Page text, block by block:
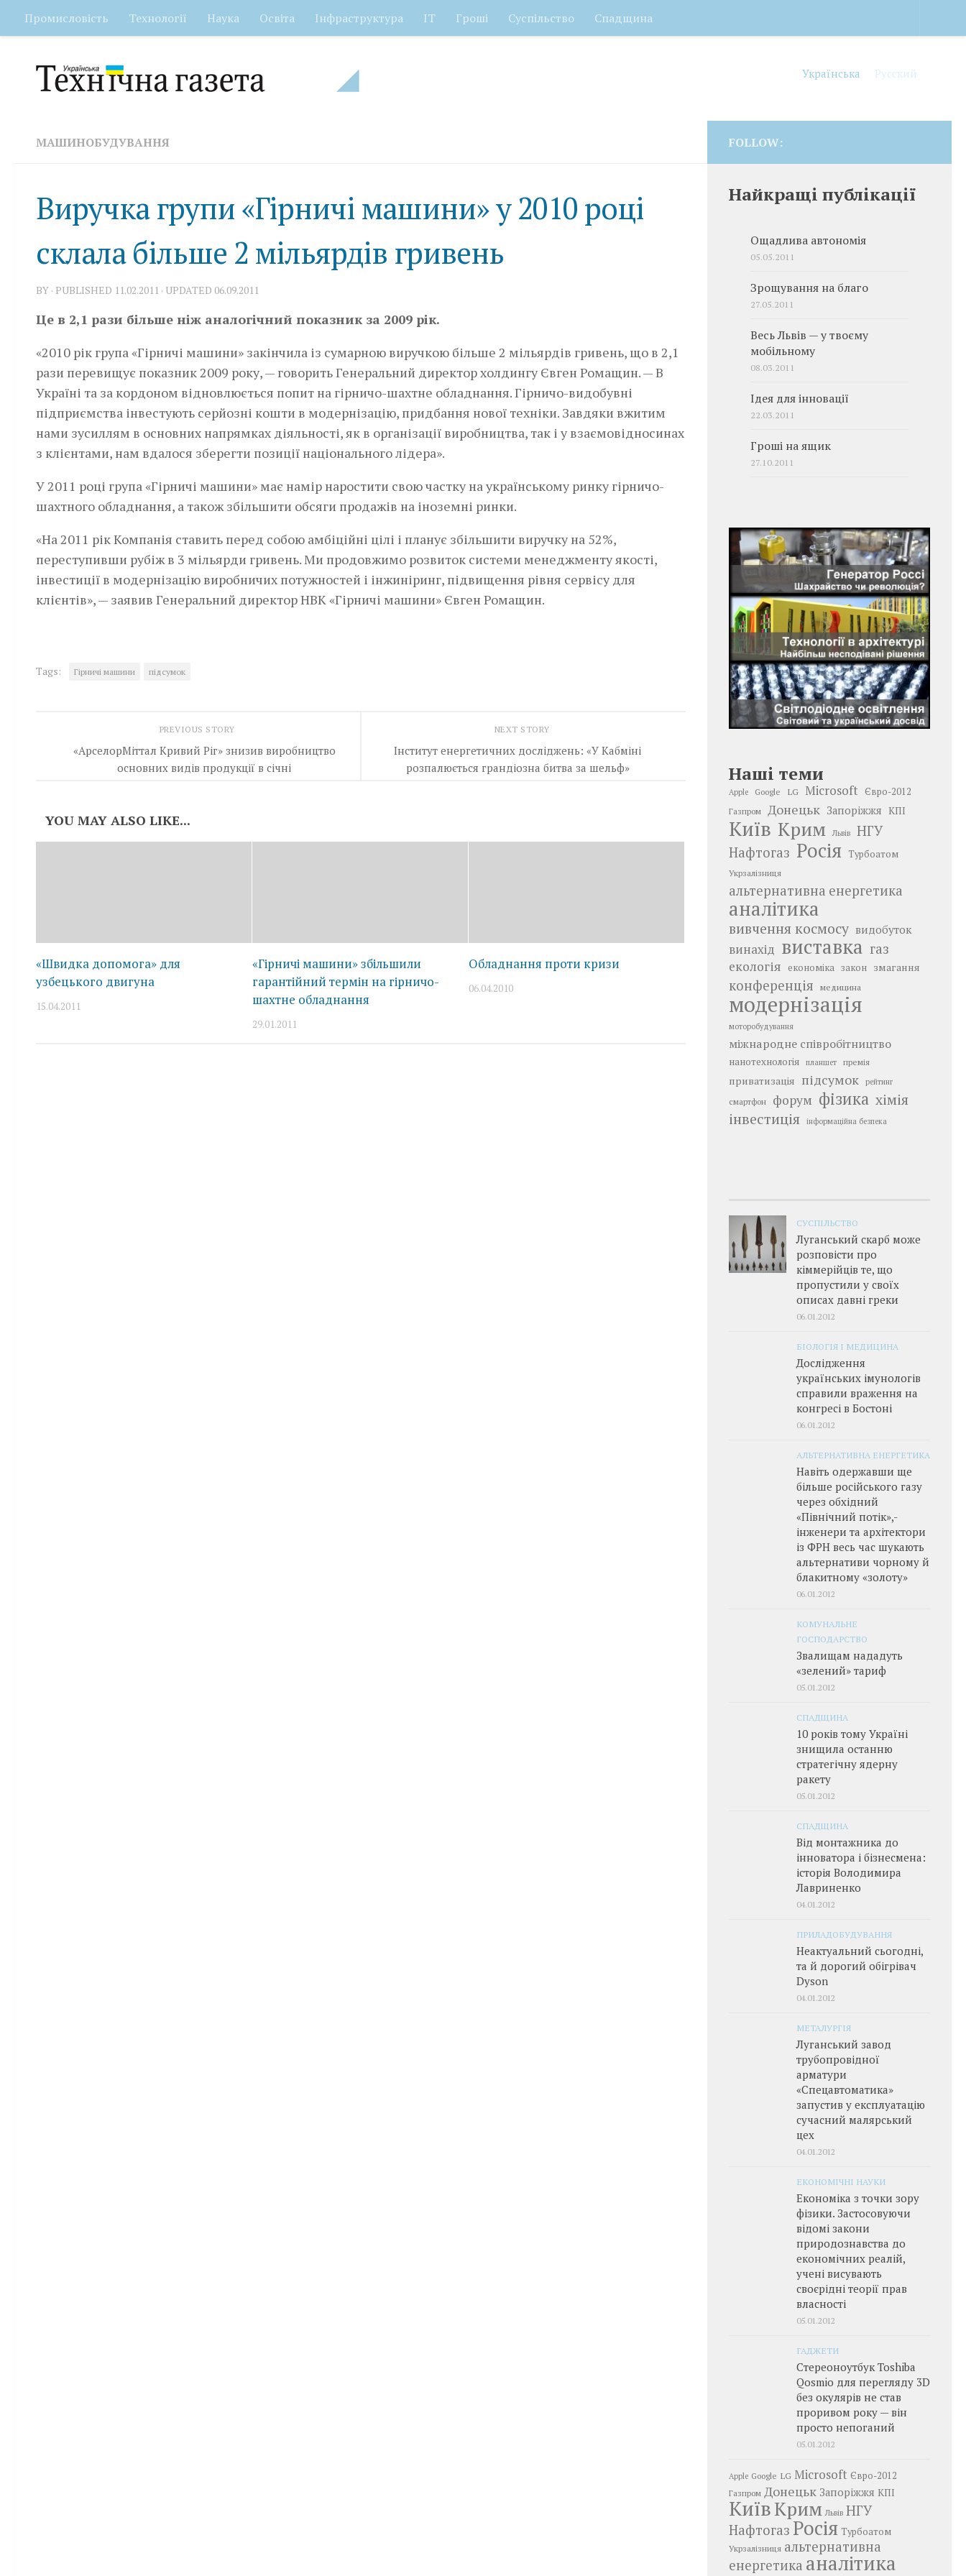
Skip to content
Промисловість Технології Наука Освіта Інфраструктура ІТ Гроші Суспільство Спадщина
Українська Русский
МАШИНОБУДУВАННЯ
Виручка групи «Гірничі машини» у 2010 році
склала більше 2 мільярдів гривень
BY · PUBLISHED 11.02.2011 · UPDATED 06.09.2011
Це в 2,1 рази більше ніж аналогічний показник за 2009 рік.
«2010 рік група «Гірничі машини» закінчила із сумарною виручкою більше 2 мільярдів гривень, що в 2,1
рази перевищує показник 2009 року, — говорить Генеральний директор холдингу Євген Ромащин. — В
Україні та за кордоном відновлюється попит на гірничо-шахтне обладнання. Гірничо-видобувні
підприємства інвестують серйозні кошти в модернізацію, придбання нової техніки. Завдяки вжитим
нами зусиллям в основних напрямках діяльності, як в організації виробництва, так і у взаємовідносинах
з клієнтами, нам вдалося зберегти позиції національного лідера».
У 2011 році група «Гірничі машини» має намір наростити свою частку на українському ринку гірничо-
шахтного обладнання, а також збільшити обсяги продажів на іноземні ринки.
«На 2011 рік Компанія ставить перед собою амбіційні цілі і планує збільшити виручку на 52%,
переступивши рубіж в 3 мільярди гривень. Ми продовжимо розвиток системи менеджменту якості,
інвестиції в модернізацію виробничих потужностей і інжиніринг, підвищення рівня сервісу для
клієнтів», — заявив Генеральний директор НВК «Гірничі машини» Євген Ромащин.
Tags: Гірничі машини підсумок
NEXT STORY
Інститут енергетичних досліджень: «У Кабміні
розпалюється грандіозна битва за шельф»
PREVIOUS STORY
«АрселорМіттал Кривий Ріг» знизив виробництво
основних видів продукції в січні
YOU MAY ALSO LIKE...
«Швидка допомога» для
узбецького двигуна
15.04.2011
«Гірничі машини» збільшили
гарантійний термін на гірничо-
шахтне обладнання
29.01.2011
Обладнання проти кризи
06.04.2010
FOLLOW:
Найкращі публікації
Ощадлива автономія
05.05.2011
Зрощування на благо
27.05.2011
Весь Львів — у твоєму
мобільному
08.03.2011
Ідея для інновації
22.03.2011
Гроші на ящик
27.10.2011
Наші теми
Apple Google LG Microsoft Євро-2012
Газпром Донецьк Запоріжжя КПІ
Київ Крим Львів
НГУ
Нафтогаз Росія Турбоатом
Укрзалізниця
альтернативна енергетика
аналітика
вивчення космосу видобуток
винахід виставка газ
екологія економіка закон змагання
конференція медицина
модернізація
моторобудування
міжнародне співробітництво
нанотехнологія планшет премія
приватизація підсумок рейтинг
смартфон форум фізика хімія
інвестиція інформаційна безпека
СУСПІЛЬСТВО
Луганський скарб може
розповісти про
кіммерійців те, що
пропустили у своїх
описах давні греки
06.01.2012
БІОЛОГІЯ І МЕДИЦИНА
Дослідження
українських імунологів
справили враження на
конгресі в Бостоні
06.01.2012
АЛЬТЕРНАТИВНА ЕНЕРГЕТИКА
Навіть одержавши ще
більше російського газу
через обхідний
«Північний потік»,­
інженери та архітектори
із ФРН весь час шукають
альтернативи чорному й
блакитному «золоту»
06.01.2012
КОМУНАЛЬНЕ
ГОСПОДАРСТВО
Звалищам нададуть
«зелений» тариф
05.01.2012
СПАДЩИНА
10 років тому Україні
знищила останню
стратегічну ядерну
ракету
05.01.2012
СПАДЩИНА
Від монтажника до
інноватора і бізнесмена:
історія Володимира
Лавриненко
04.01.2012
ПРИЛАДОБУДУВАННЯ
Неактуальний сьогодні,
та й дорогий обігрівач
Dyson
04.01.2012
МЕТАЛУРГІЯ
Луганський завод
трубопровідної
арматури
«Спецавтоматика»
запустив у експлуатацію
сучасний малярський
цех
04.01.2012
ЕКОНОМІЧНІ НАУКИ
Економіка з точки зору
фізики. Застосовуючи
відомі закони
природознавства до
економічних реалій,
учені висувають
своєрідні теорії прав
власності
05.01.2012
ГАДЖЕТИ
Стереоноутбук Toshiba
Qosmio для перегляду 3D
без окулярів не став
проривом року — він
просто непоганий
05.01.2012
Apple Google LG Microsoft Євро-2012
Газпром Донецьк Запоріжжя КПІ
КиївКрим Львів НГУ
Нафтогаз Росія Турбоатом
Укрзалізниця альтернативна
енергетика аналітика